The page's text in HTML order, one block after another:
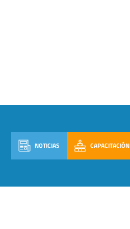
NOTICIAS CAPACITACIÓN